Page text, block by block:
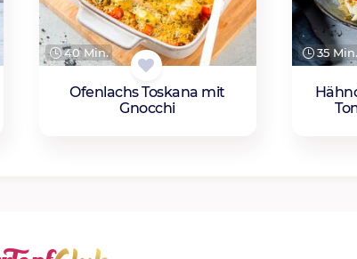
40 Min.
Ofenlachs Toskana mit
Gnocchi
35 Min.